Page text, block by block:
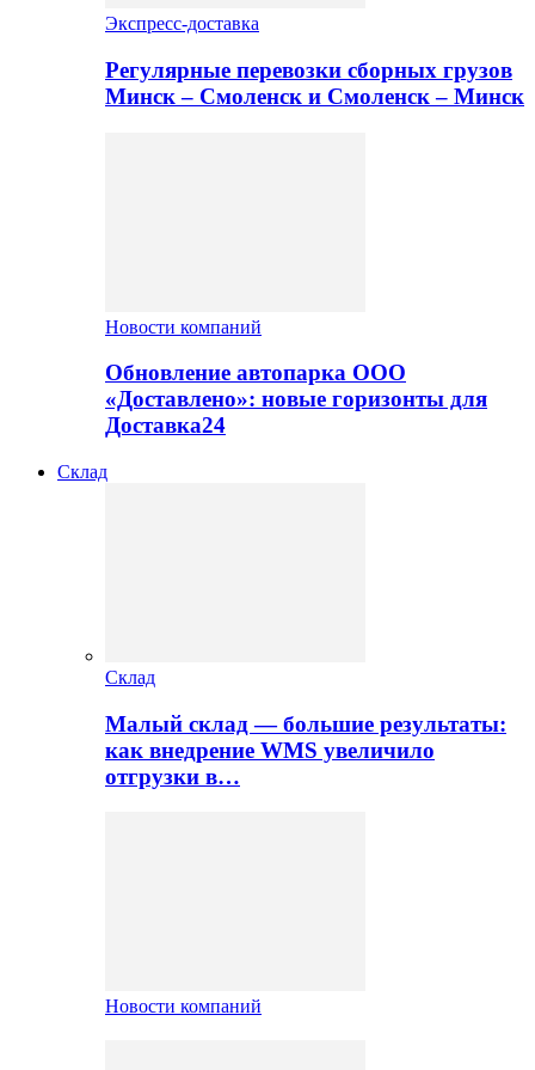
Экспресс-доставка
Регулярные перевозки сборных грузов
Минск – Смоленск и Смоленск – Минск
Новости компаний
Обновление автопарка ООО
«Доставлено»: новые горизонты для
Доставка24
Склад
Склад
Малый склад — большие результаты:
как внедрение WMS увеличило
отгрузки в…
Новости компаний